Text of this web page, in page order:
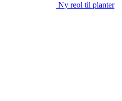
Ny reol til planter